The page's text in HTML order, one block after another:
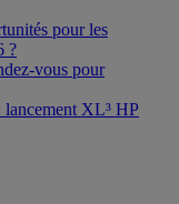
pour les
?
vous pour
lancement XL³ HP